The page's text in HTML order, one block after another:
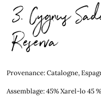
3. Cygnus
Reserva
Provenance: Catalogne,
Assemblage: 45% Xarel-lo 45